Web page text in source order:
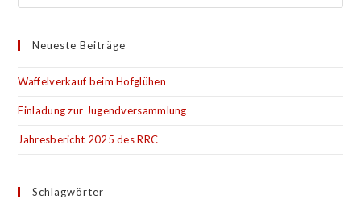
Neueste Beiträge
Waffelverkauf beim Hofglühen
Einladung zur Jugendversammlung
Jahresbericht 2025 des RRC
Schlagwörter